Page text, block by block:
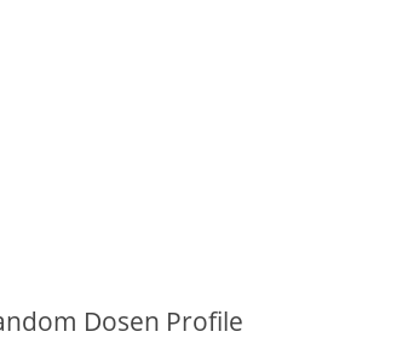
Dosen Profile